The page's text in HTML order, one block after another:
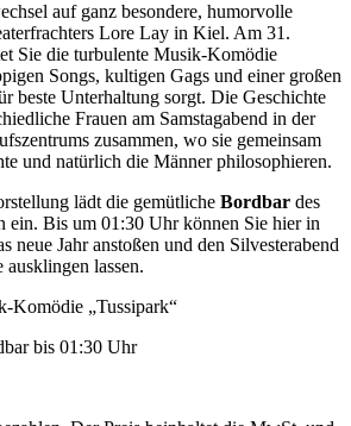
auf ganz besondere, humorvolle
Lore Lay in Kiel. Am 31.
Sie die turbulente Musik-Komödie
Songs, kultigen Gags und einer großen
beste Unterhaltung sorgt. Die Geschichte
Frauen am Samstagabend in der
zusammen, wo sie gemeinsam
und natürlich die Männer philosophieren.
lädt die gemütliche Bordbar des
ein. Bis um 01:30 Uhr können Sie hier in
neue Jahr anstoßen und den Silvesterabend
lassen.
Komödie „Tussipark“
bis 01:30 Uhr